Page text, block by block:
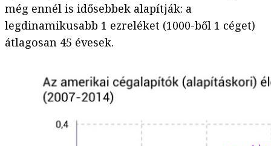
még ennél is idősebbek alapítják: a
legdinamikusabb 1 ezreléket (1000-ből 1 céget)
átlagosan 45 évesek.